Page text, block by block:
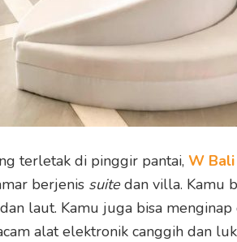
terletak di pinggir pantai, W Bali
berjenis suitedan villa. Kamu
laut. Kamu juga bisa
alat elektronik canggih dan